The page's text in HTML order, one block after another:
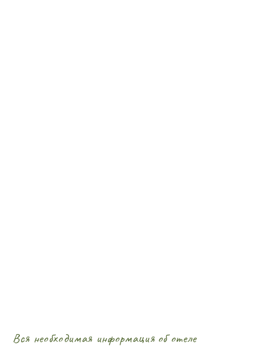
Вся необходимая информация об отеле